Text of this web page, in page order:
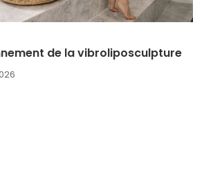
de la vibroliposculpture